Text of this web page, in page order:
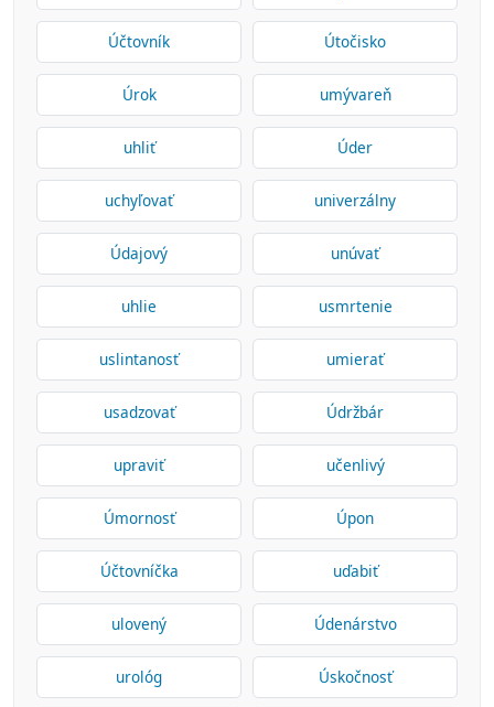
Účtovník Útočisko
Úrok umývareň
uhliť Úder
uchyľovať univerzálny
Údajový unúvať
uhlie usmrtenie
uslintanosť umierať
usadzovať Údržbár
upraviť učenlivý
Úmornosť Úpon
Účtovníčka uďabiť
ulovený Údenárstvo
urológ Úskočnosť